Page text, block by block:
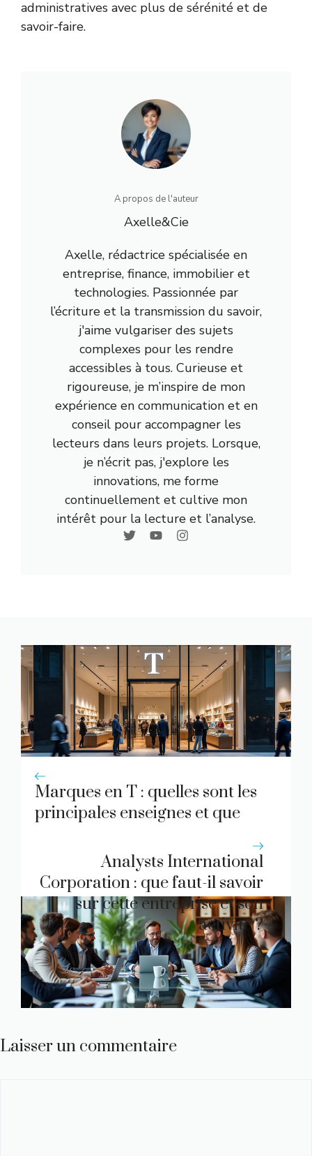
administratives avec plus de sérénité et de
savoir-faire.
A propos de l'auteur
Axelle&Cie
Axelle, rédactrice spécialisée en
entreprise, finance, immobilier et
technologies. Passionnée par
l’écriture et la transmission du savoir,
j'aime vulgariser des sujets
complexes pour les rendre
accessibles à tous. Curieuse et
rigoureuse, je m’inspire de mon
expérience en communication et en
conseil pour accompagner les
lecteurs dans leurs projets. Lorsque,
je n’écrit pas, j'explore les
innovations, me forme
continuellement et cultive mon
intérêt pour la lecture et l’analyse.
Marques en T : quelles sont les
principales enseignes et que
Analysts International
Corporation : que faut-il savoir
sur cette entreprise et son
activité ?
Laisser un commentaire